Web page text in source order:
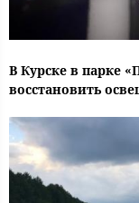
В Курске в парке
восстановить